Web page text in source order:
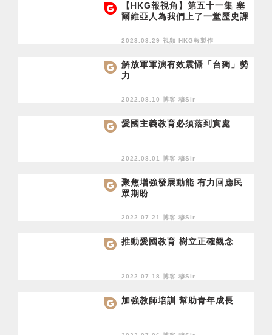
【HKG報視角】第五十一集 塞
爾維亞人為我們上了一堂歷史課
2023.03.29 視頻 HKG報製作
解放軍軍演有效震懾「台獨」勢
力
2022.08.10 博客 穆Sir
愛國主義教育必須落到實處
2022.08.01 博客 穆Sir
聚焦增強發展動能 有力回應民
眾期盼
2022.07.21 博客 穆Sir
推動愛國教育 樹立正確觀念
2022.07.18 博客 穆Sir
加強教師培訓 幫助青年成長